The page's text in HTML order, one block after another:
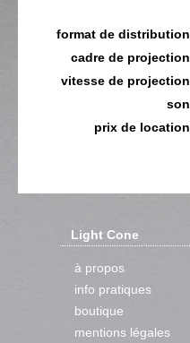
format de distribution
cadre de projection
vitesse de projection
son
prix de location
Light Cone
à propos
info pratiques
boutique
mentions légales